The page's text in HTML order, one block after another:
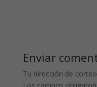
Enviar
Tu dirección de